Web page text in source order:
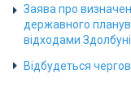
Заява про
державного
відходами
Відбудеться